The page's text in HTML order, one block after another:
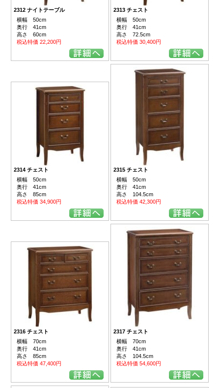
2312 ナイトテーブル
横幅 50cm
奥行 41cm
高さ 60cm
税込特価 22,200円
2313 チェスト
横幅 50cm
奥行 41cm
高さ 72.5cm
税込特価 30,400円
2314 チェスト
横幅 50cm
奥行 41cm
高さ 85cm
税込特価 34,900円
2315 チェスト
横幅 50cm
奥行 41cm
高さ 104.5cm
税込特価 42,300円
2316 チェスト
横幅 70cm
奥行 41cm
高さ 85cm
税込特価 47,400円
2317 チェスト
横幅 70cm
奥行 41cm
高さ 104.5cm
税込特価 54,600円